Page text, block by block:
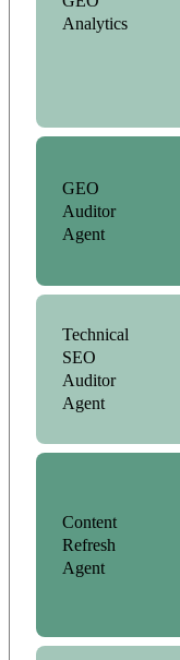
Analytics
GEO
Auditor
Agent
Technical
SEO
Auditor
Agent
Content
Refresh
Agent